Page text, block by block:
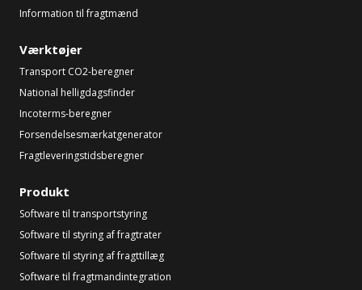
Information til fragtmænd
Værktøjer
Transport CO2-beregner
National helligdagsfinder
Incoterms-beregner
Forsendelsesmærkatgenerator
Fragtleveringstidsberegner
Produkt
Software til transportstyring
Software til styring af fragtrater
Software til styring af fragttillæg
Software til fragtmandintegration